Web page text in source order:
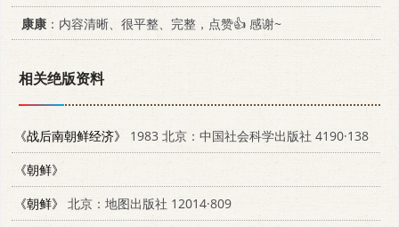
康康 ：内容清晰、很平整、完整，点赞👍 感谢~
相关绝版资料
《战后南朝鲜经济》
1983 北京：中国社会科学出版社 4190·138
《朝鲜》
《朝鲜》
北京：地图出版社 12014·809